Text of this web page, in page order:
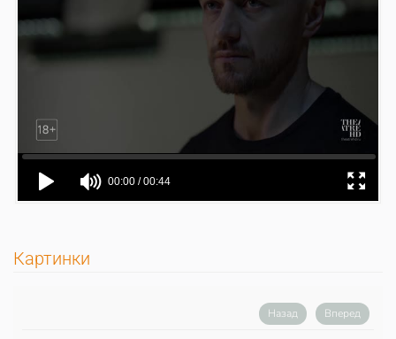
Картинки
Назад Вперед